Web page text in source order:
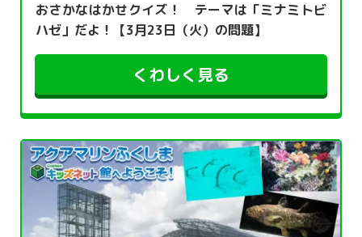
おさかなはかせクイズ！ テーマは「ミナミトビ
ハゼ」だよ！【3月23日（火）の問題】
くわしく見る